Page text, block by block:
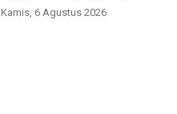
Bromo
Kamis, 6 Agustus 2026